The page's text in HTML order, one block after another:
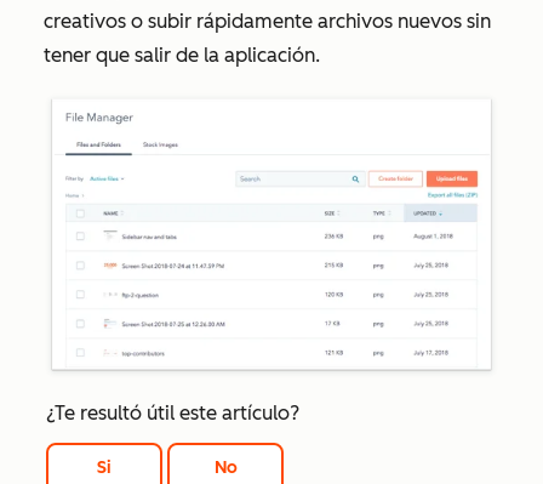
creativos o subir rápidamente archivos nuevos sin
tener que salir de la aplicación.
¿Te resultó útil este artículo?
Si No